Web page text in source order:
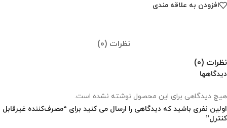
افزودن به علاقه مندی
نظرات (0)
نظرات (0)
دیدگاهها
هیچ دیدگاهی برای این محصول نوشته نشده است.
اولین نفری باشید که دیدگاهی را ارسال می کنید برای “مصرف‌کننده غیرقابل
کنترل”